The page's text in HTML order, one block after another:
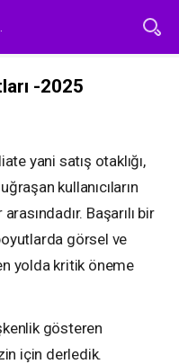
-2025
yani satış otaklığı,
kullanıcıların
Başarılı bir
görsel ve
yolda kritik öneme
gösteren
için derledik.